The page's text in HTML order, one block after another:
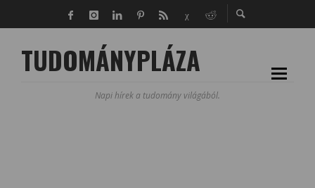
TUDOMÁNYPLÁZA
Napi hírek a tudomány világából.